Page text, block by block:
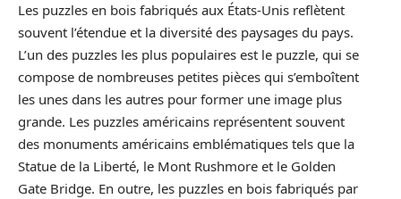
Les puzzles en bois fabriqués aux États-Unis reflètent
souvent l’étendue et la diversité des paysages du pays.
L’un des puzzles les plus populaires est le puzzle, qui se
compose de nombreuses petites pièces qui s’emboîtent
les unes dans les autres pour former une image plus
grande. Les puzzles américains représentent souvent
des monuments américains emblématiques tels que la
Statue de la Liberté, le Mont Rushmore et le Golden
Gate Bridge. En outre, les puzzles en bois fabriqués par